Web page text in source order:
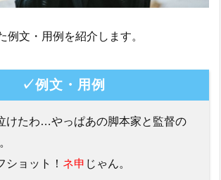
例文・用例を紹介します。
✓例文・用例
けたわ…やっぱあの脚本家と監督の
ショット！ ネ申 じゃん。